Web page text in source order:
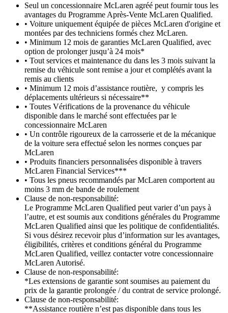
Seul un concessionnaire McLaren agréé peut fournir tous les
avantages du Programme Après-Vente McLaren Qualified.
• Voiture uniquement équipée de pièces McLaren d'origine et
montées par des techniciens formés chez McLaren.
• Minimum 12 mois de garanties McLaren Qualified, avec
option de prolonger jusqu’à 24 mois*
• Tout services et maintenance du dans les 3 mois suivant la
remise du véhicule sont remise a jour et complétés avant la
remis au clients
• Minimum 12 mois d’assistance routière, y compris les
déplacements ultérieurs si nécessaire**
• Toutes Vérifications de la provenance du véhicule
disponible dans le marché sont effectuées par le
concessionnaire McLaren
• Un contrôle rigoureux de la carrosserie et de la mécanique
de la voiture sera effectué selon les normes conçues par
McLaren
• Produits financiers personnalisées disponible à travers
McLaren Financial Services***
• Tous les pneus recommandés par McLaren comportent au
moins 3 mm de bande de roulement
Clause de non-responsabilité:
Le Programme McLaren Qualified peut varier d’un pays à
l’autre, et est soumis aux conditions générales du Programme
McLaren Qualified ainsi que les politique de confidentialités.
Si vous désirez recevoir plus d’information sur les avantages,
éligibilités, critères et conditions général du Programme
McLaren Qualified, veillez contacter votre concessionnaire
McLaren Autorisé.
Clause de non-responsabilité:
*Les extensions de garantie sont soumises au paiement du
prix de la garantie prolongée / du contrat de service prolongé.
Clause de non-responsabilité:
**Assistance routière n’est pas disponible dans tous les